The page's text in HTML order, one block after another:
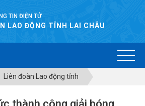
TIN ĐIỆN TỬ
LAO ĐỘNG TỈNH LAI CHÂU
Liên đoàn Lao động tỉnh